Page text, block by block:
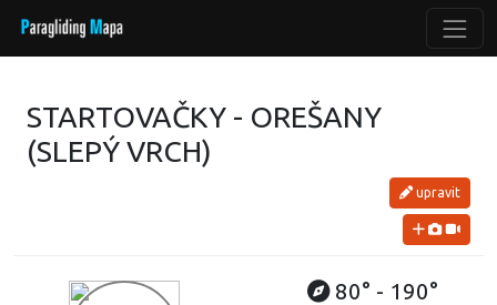
STARTOVAČKY - OREŠANY
(SLEPÝ VRCH)
upravit
80° - 190°